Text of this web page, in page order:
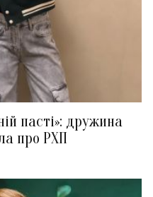
пасті»: дружина
про РХП